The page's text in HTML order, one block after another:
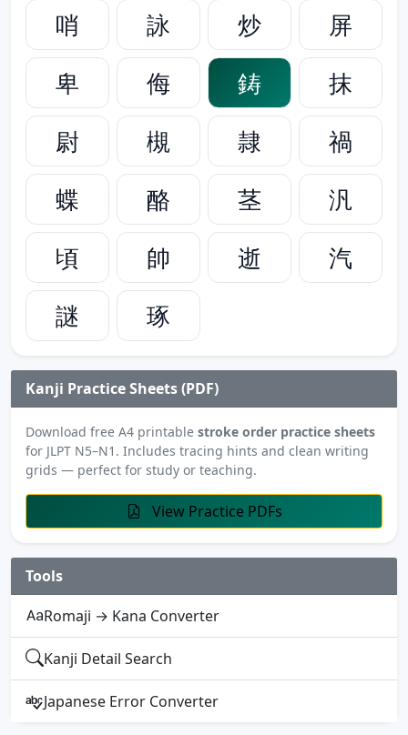
哨
詠 炒
屏
卑
侮 鋳
抹
尉
槻 隷
禍
蝶
酪 茎
汎
頃
帥 逝
汽
謎
琢
Kanji Practice Sheets (PDF)
Download free A4 printable stroke order practice sheets
for JLPT N5–N1. Includes tracing hints and clean writing
grids — perfect for study or teaching.
View Practice PDFs
Tools
Romaji → Kana Converter
Kanji Detail Search
Japanese Error Converter